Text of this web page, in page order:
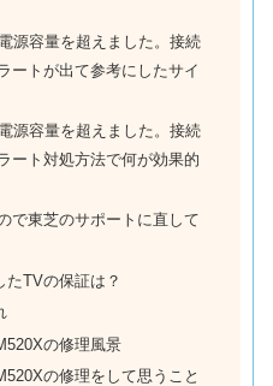
源容量を超えました。接続
ートが出て参考にしたサイ
源容量を超えました。接続
ート対処方法で何が効果的
で東芝のサポートに直して
たTVの保証は？
の修理風景
の修理をして思うこと